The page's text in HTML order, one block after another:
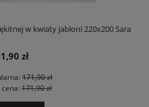
w kwiaty jabłoni 220x200 Sara
zł
171,90 zł
cena:171,90 zł